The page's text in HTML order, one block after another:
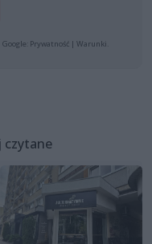
Prywatność | Warunki
czytane